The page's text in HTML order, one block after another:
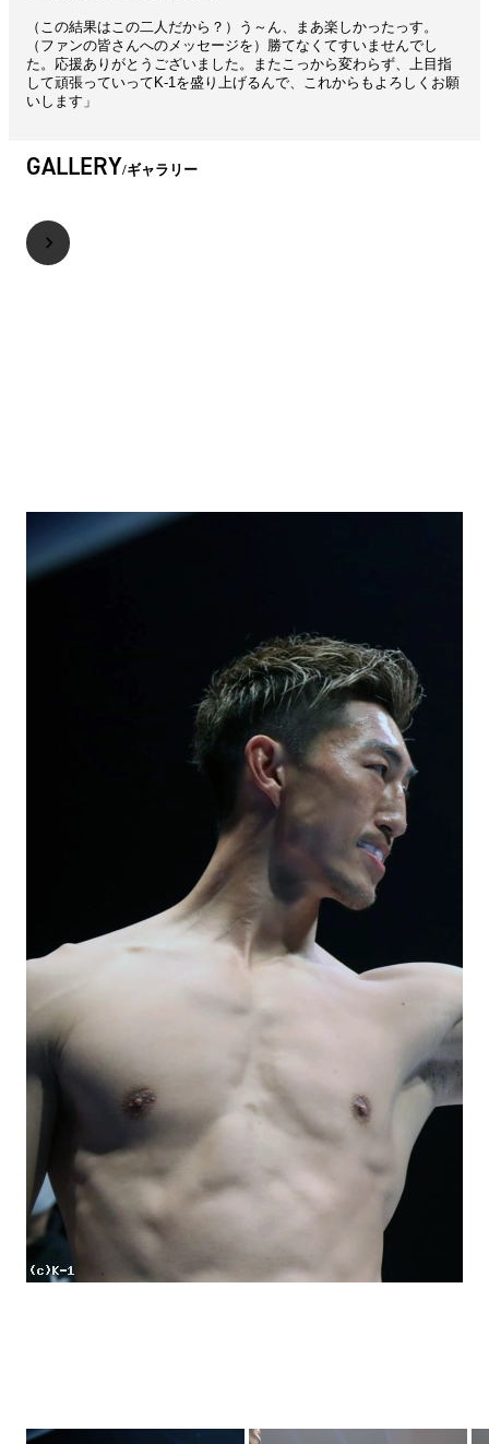
（この結果はこの二人だから？）う～ん、まあ楽しかったっす。
（ファンの皆さんへのメッセージを）勝てなくてすいませんでし
た。応援ありがとうございました。またこっから変わらず、上目指
して頑張っていってK-1を盛り上げるんで、これからもよろしくお願
いします」
GALLERY ギャラリー